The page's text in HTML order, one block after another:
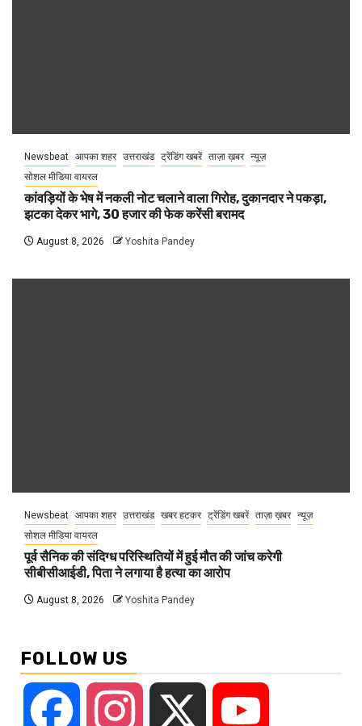
Newsbeat आपका शहर उत्तराखंड ट्रेंडिंग खबरें ताज़ा ख़बर न्यूज़
सोशल मीडिया वायरल
कांवड़ियों के भेष में नकली नोट चलाने वाला गिरोह, दुकानदार ने पकड़ा,
झटका देकर भागे, 30 हजार की फेक करेंसी बरामद
August 8, 2026 Yoshita Pandey
Newsbeat आपका शहर उत्तराखंड खबर हटकर ट्रेंडिंग खबरें ताज़ा ख़बर न्यूज़
सोशल मीडिया वायरल
पूर्व सैनिक की संदिग्ध परिस्थितियों में हुई मौत की जांच करेगी
सीबीसीआईडी, पिता ने लगाया है हत्या का आरोप
August 8, 2026 Yoshita Pandey
FOLLOW US
Facebook Instagram